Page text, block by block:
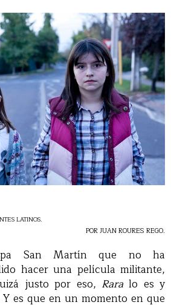
LATINOS.
POR JUAN ROURES REGO.
San Martín que no ha
hacer una película militante,
justo por eso, Raralo es y
es que en un momento en que